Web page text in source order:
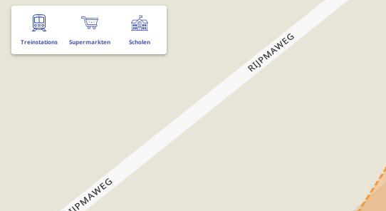
Treinstations Supermarkten Scholen